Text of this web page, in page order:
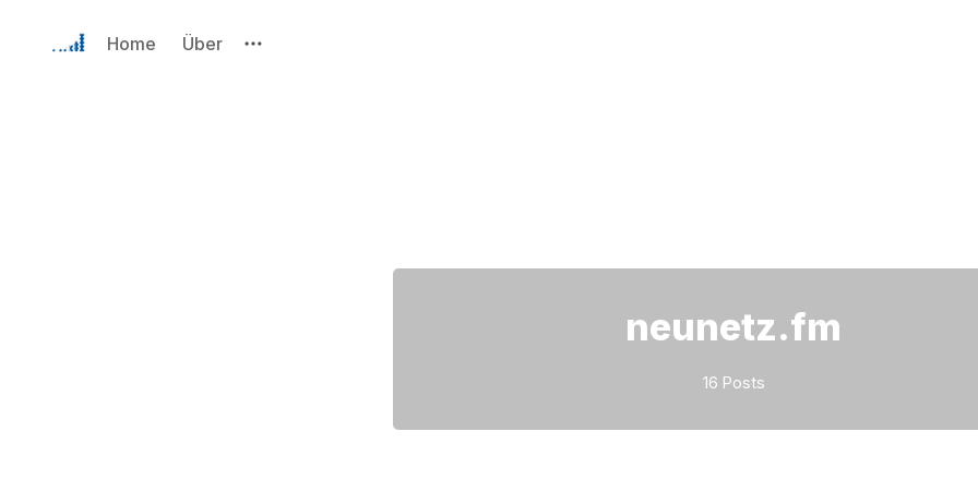
Home Über
neunetz.fm
16 Posts